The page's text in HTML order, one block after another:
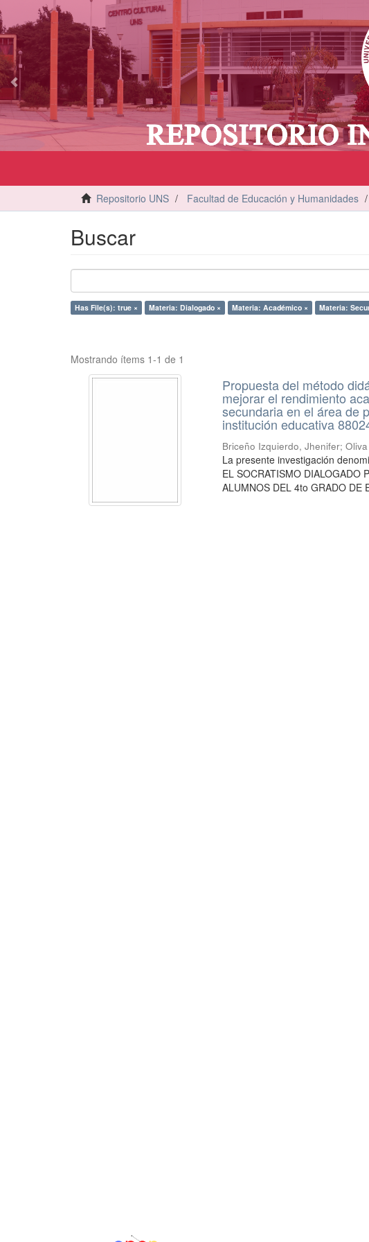
Repositorio UNS Facultad de Educación y Humanidades
Buscar
Has File(s): true × Materia: Dialogado × Materia: Académico × Materia:
Mostrando ítems 1-1 de 1
Propuesta del método
mejorar el rendimiento
secundaria en el área de
institución educativa
Briceño Izquierdo, Jhenifer;
La presente investigación
EL SOCRATISMO DIALOGADO
ALUMNOS DEL 4to GRADO DE